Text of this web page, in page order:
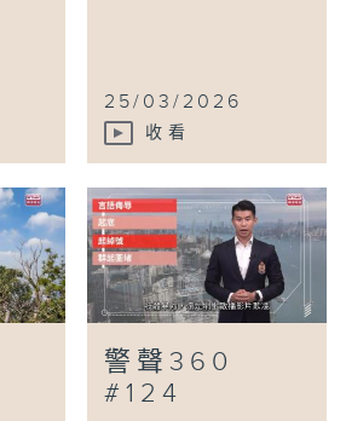
25/03/2026
收看
警聲360
#124